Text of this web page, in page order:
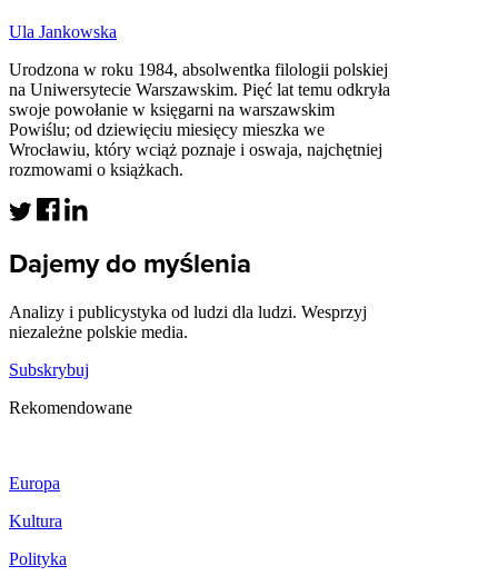
Ula Jankowska
Urodzona w roku 1984, absolwentka filologii polskiej
na Uniwersytecie Warszawskim. Pięć lat temu odkryła
swoje powołanie w księgarni na warszawskim
Powiślu; od dziewięciu miesięcy mieszka we
Wrocławiu, który wciąż poznaje i oswaja, najchętniej
rozmowami o książkach.
Dajemy do myślenia
Analizy i publicystyka od ludzi dla ludzi. Wesprzyj
niezależne polskie media.
Subskrybuj
Rekomendowane
Europa
Kultura
Polityka